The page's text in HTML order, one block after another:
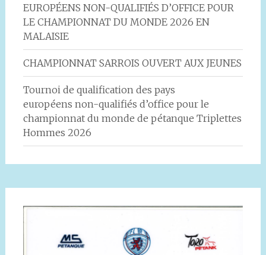
EUROPÉENS NON-QUALIFIÉS D’OFFICE POUR
LE CHAMPIONNAT DU MONDE 2026 EN
MALAISIE
CHAMPIONNAT SARROIS OUVERT AUX JEUNES
Tournoi de qualification des pays
européens non-qualifiés d’office pour le
championnat du monde de pétanque Triplettes
Hommes 2026